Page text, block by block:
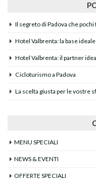
Il segreto di Padova che
Hotel Valbrenta: la base
Hotel Valbrenta: il partner
Cicloturismo a Padova
La scelta giusta per le vostre
MENU SPECIALI
NEWS & EVENTI
OFFERTE SPECIALI